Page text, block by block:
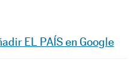
en Twitter
Redes Sociales
EL PAÍS en Google